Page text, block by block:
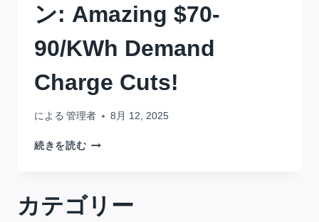
ン: Amazing $70-
90/kWh Demand
Charge Cuts!
による 管理者 8月 12, 2025
続きを読むDC
ュ
ー
カテゴリー